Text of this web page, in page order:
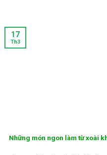
Những món ngon làm từ xoài
17
Th3